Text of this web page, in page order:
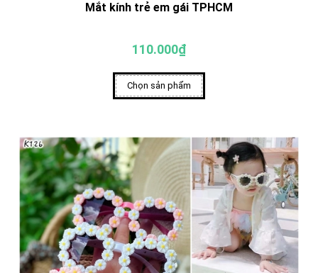
Mắt kính trẻ em gái TPHCM
110.000₫
Chọn sản phẩm